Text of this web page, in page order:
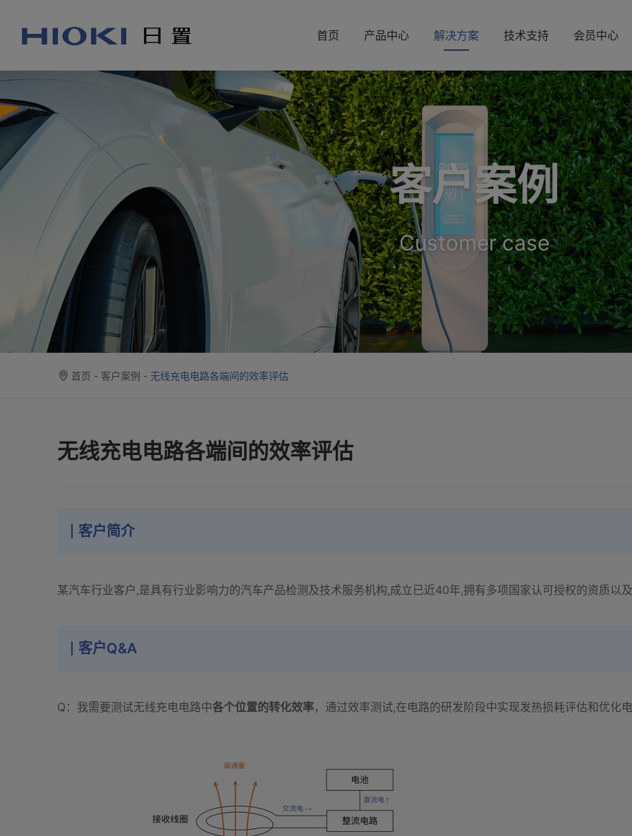
首页 产品中心 解决方案 技术支持 会员中心
客户案例
Customer case
首页 - 客户案例 - 无线充电电路各端间的效率评估
无线充电电路各端间的效率评估
客户简介
某汽车行业客户,是具有行业影响力的汽车产品检测及技术服务机构,成立已近40年,拥有多项国家认可授权的资质以及
客户Q&A
Q：我需要测试无线充电电路中各个位置的转化效率，通过效率测试,在电路的研发阶段中实现发热损耗评估和优化电